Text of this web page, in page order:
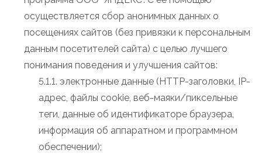
осуществляется сбор анонимных данных о
посещениях сайтов (без привязки к персональным
данным посетителей сайта) с целью лучшего
понимания поведения и улучшения сайтов:
5.1.1. электронные данные (HTTP-заголовки, IP-
адрес, файлы cookie, веб-маяки/пиксельные
теги, данные об идентификаторе браузера,
информация об аппаратном и программном
обеспечении);